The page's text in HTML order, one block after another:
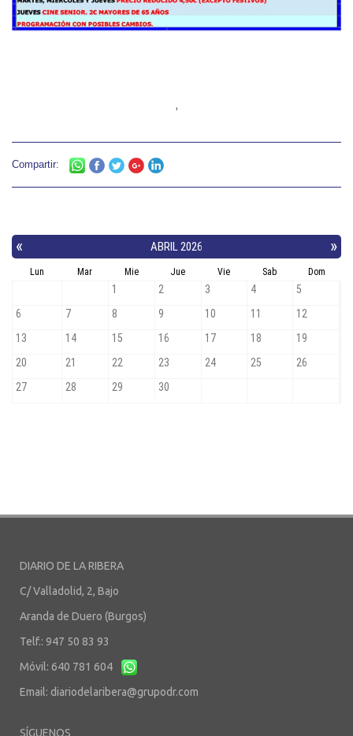
Compartir:
DIARIO DE LA RIBERA
C/ Valladolid, 2, Bajo
Aranda de Duero (Burgos)
Telf.: 947 50 83 93
Móvil: 640 781 604
Email: diariodelaribera@grupodr.com
SÍGUENOS